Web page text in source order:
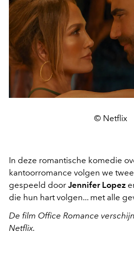
© Netflix
In deze romantische komedie
kantoorromance volgen we
gespeeld door Jennifer Lopez
die hun hart volgen... met alle
De film Office Romance
Netflix.